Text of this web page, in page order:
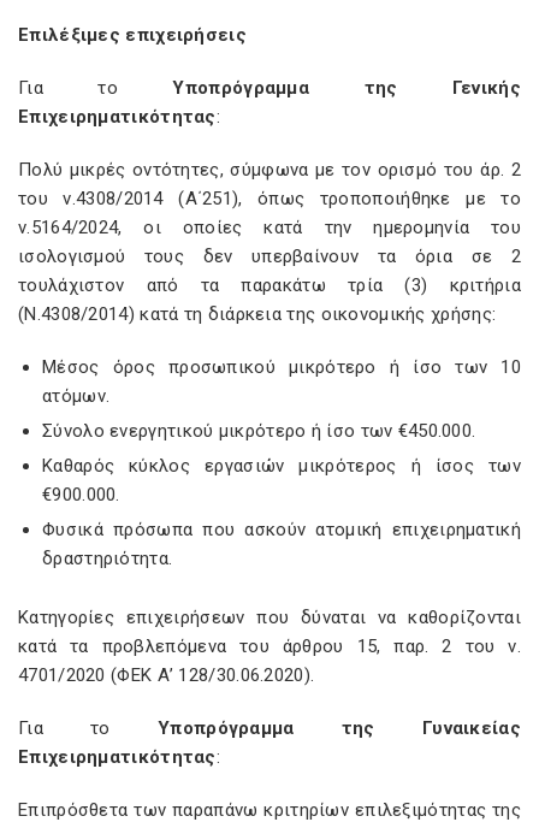
Επιλέξιμες επιχειρήσεις
Για τοΥποπρόγραμμα της Γενικής
Επιχειρηματικότητας:
Πολύ μικρές οντότητες, σύμφωνα με τον ορισμό του άρ. 2
του ν.4308/2014 (Α΄251), όπως τροποποιήθηκε με το
ν.5164/2024, οι οποίες κατά την ημερομηνία του
ισολογισμού τους δεν υπερβαίνουν τα όρια σε 2
τουλάχιστον από τα παρακάτω τρία (3) κριτήρια
(Ν.4308/2014) κατά τη διάρκεια της οικονομικής χρήσης:
Μέσος όρος προσωπικού μικρότερο ή ίσο των 10
ατόμων.
Σύνολο ενεργητικού μικρότερο ή ίσο των €450.000.
Καθαρός κύκλος εργασιών μικρότερος ή ίσος των
€900.000.
Φυσικά πρόσωπα που ασκούν ατομική επιχειρηματική
δραστηριότητα.
Κατηγορίες επιχειρήσεων που δύναται να καθορίζονται
κατά τα προβλεπόμενα του άρθρου 15, παρ. 2 του ν.
4701/2020 (ΦΕΚ Α’ 128/30.06.2020).
Για το Υποπρόγραμμα της Γυναικείας
Επιχειρηματικότητας:
Επιπρόσθετα των παραπάνω κριτηρίων επιλεξιμότητας της